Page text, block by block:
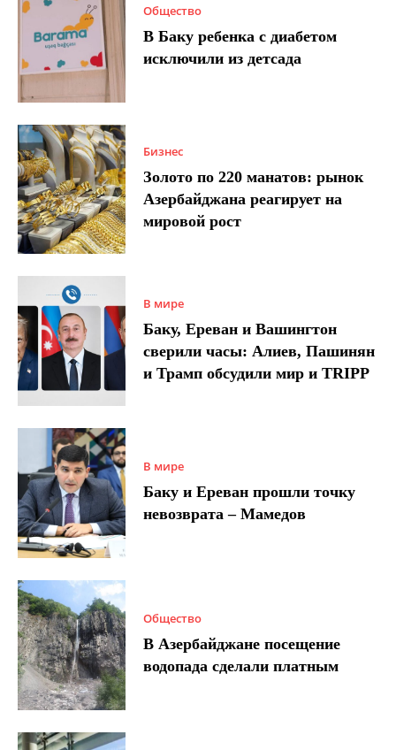
Общество
В Баку ребенка с диабетом
исключили из детсада
Бизнес
Золото по 220 манатов: рынок
Азербайджана реагирует на
мировой рост
В мире
Баку, Ереван и Вашингтон
сверили часы: Алиев, Пашинян
и Трамп обсудили мир и TRIPP
В мире
Баку и Ереван прошли точку
невозврата – Мамедов
Общество
В Азербайджане посещение
водопада сделали платным